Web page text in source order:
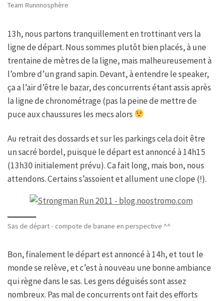
Team Runnnosphère
13h, nous partons tranquillement en trottinant vers la
ligne de départ. Nous sommes plutôt bien placés, à une
trentaine de mètres de la ligne, mais malheureusement à
l’ombre d’un grand sapin. Devant, à entendre le speaker,
ça a l’air d’être le bazar, des concurrents étant assis après
la ligne de chronométrage (pas la peine de mettre de
puce aux chaussures les mecs alors
Au retrait des dossards et sur les parkings cela doit être
un sacré bordel, puisque le départ est annoncé à 14h15
(13h30 initialement prévu). Ca fait long, mais bon, nous
attendons. Certains s’assoient et allument une clope (!).
Sas de départ - compote de banane en perspective ^^
Bon, finalement le départ est annoncé à 14h, et tout le
monde se relève, et c’est à nouveau une bonne ambiance
qui règne dans le sas. Les gens déguisés sont assez
nombreux. Pas mal de concurrents ont fait des efforts